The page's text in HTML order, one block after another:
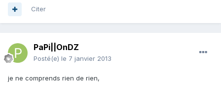
Citer
PaPi||OnDZ
Posté(e) le 7 janvier 2013
je ne comprends rien de rien,